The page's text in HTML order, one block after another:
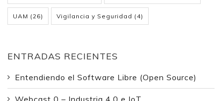
UAM (26) Vigilancia y Seguridad (4)
ENTRADAS RECIENTES
Entendiendo el Software Libre (Open Source)
Webcast 0 – Industria 4.0 e IoT